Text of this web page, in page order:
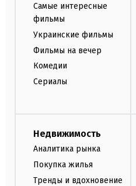
Самые интересные
фильмы
Украинские фильмы
Фильмы на вечер
Комедии
Сериалы
Недвижимость
Аналитика рынка
Покупка жилья
Тренды и вдохновение